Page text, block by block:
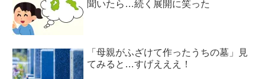
聞いたら…続く展開に笑った
「母親がふざけて作ったうちの墓」見
てみると…すげえええ！